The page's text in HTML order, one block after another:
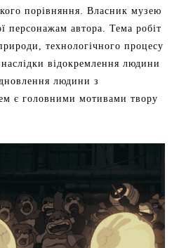
порівняння. Власник музею
персонажам автора. Тема робіт
технологічного процесу
відокремлення людини
людини з
є головними мотивами твору